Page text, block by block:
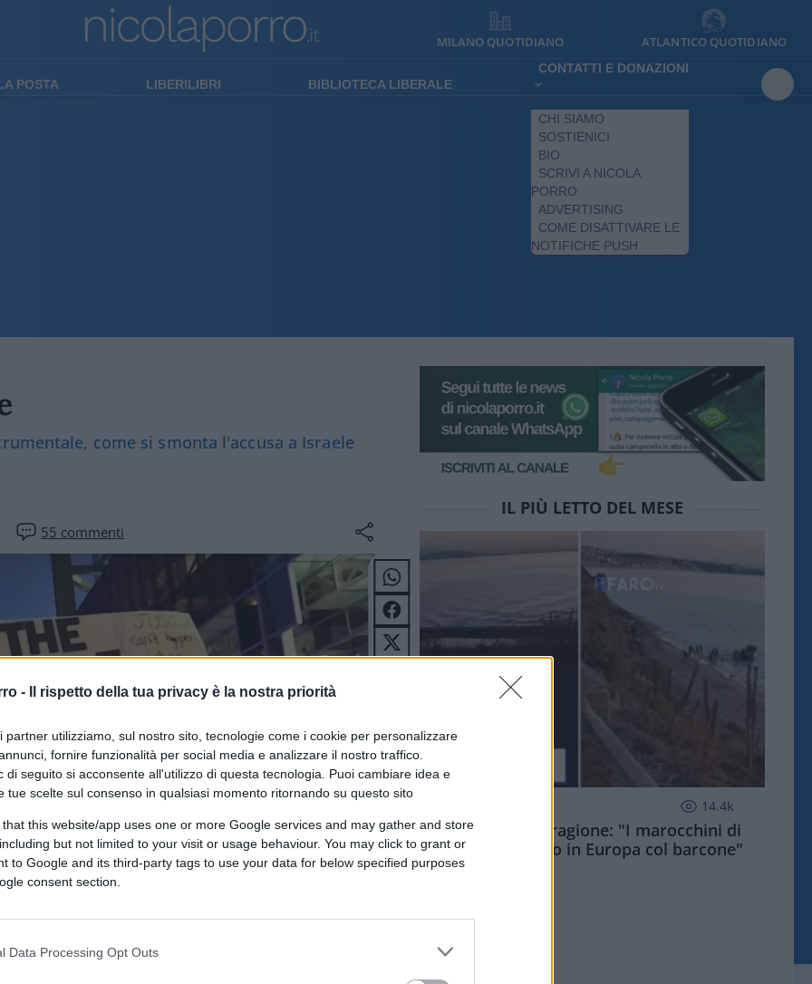
- Il rispetto della tua privacy è la nostra priorità
partner utilizziamo, sul nostro sito, tecnologie come i cookie per personalizzare
fornire funzionalità per social media e analizzare il nostro traffico.
di seguito si acconsente all'utilizzo di questa tecnologia. Puoi cambiare idea e
tue scelte sul consenso in qualsiasi momento ritornando su questo sito
that this website/app uses one or more Google services and may gather and store
but not limited to your visit or usage behaviour. You may click to grant or
to Google and its third-party tags to use your data for below specified purposes
consent section.
Data Processing Opt Outs
MILANO QUOTIDIANO ATLANTICO QUOTIDIANO
POSTA LIBERILIBRI BIBLIOTECA LIBERALE
CONTATTI E DONAZIONI
CHI SIAMO
SOSTIENICI
BIO
SCRIVI A NICOLA
PORRO
ADVERTISING
COME DISATTIVARE LE
NOTIFICHE PUSH
come si smonta l'accusa a Israele
55 commenti
IL PIÙ LETTO DEL MESE
14.4k
Meloni aveva ragione: "I marocchini di
Ceuta sbarcano in Europa col barcone"